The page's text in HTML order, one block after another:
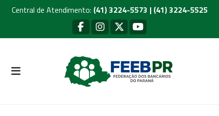
Central de Atendimento: (41) 3224-5573 | (41) 3224-5525